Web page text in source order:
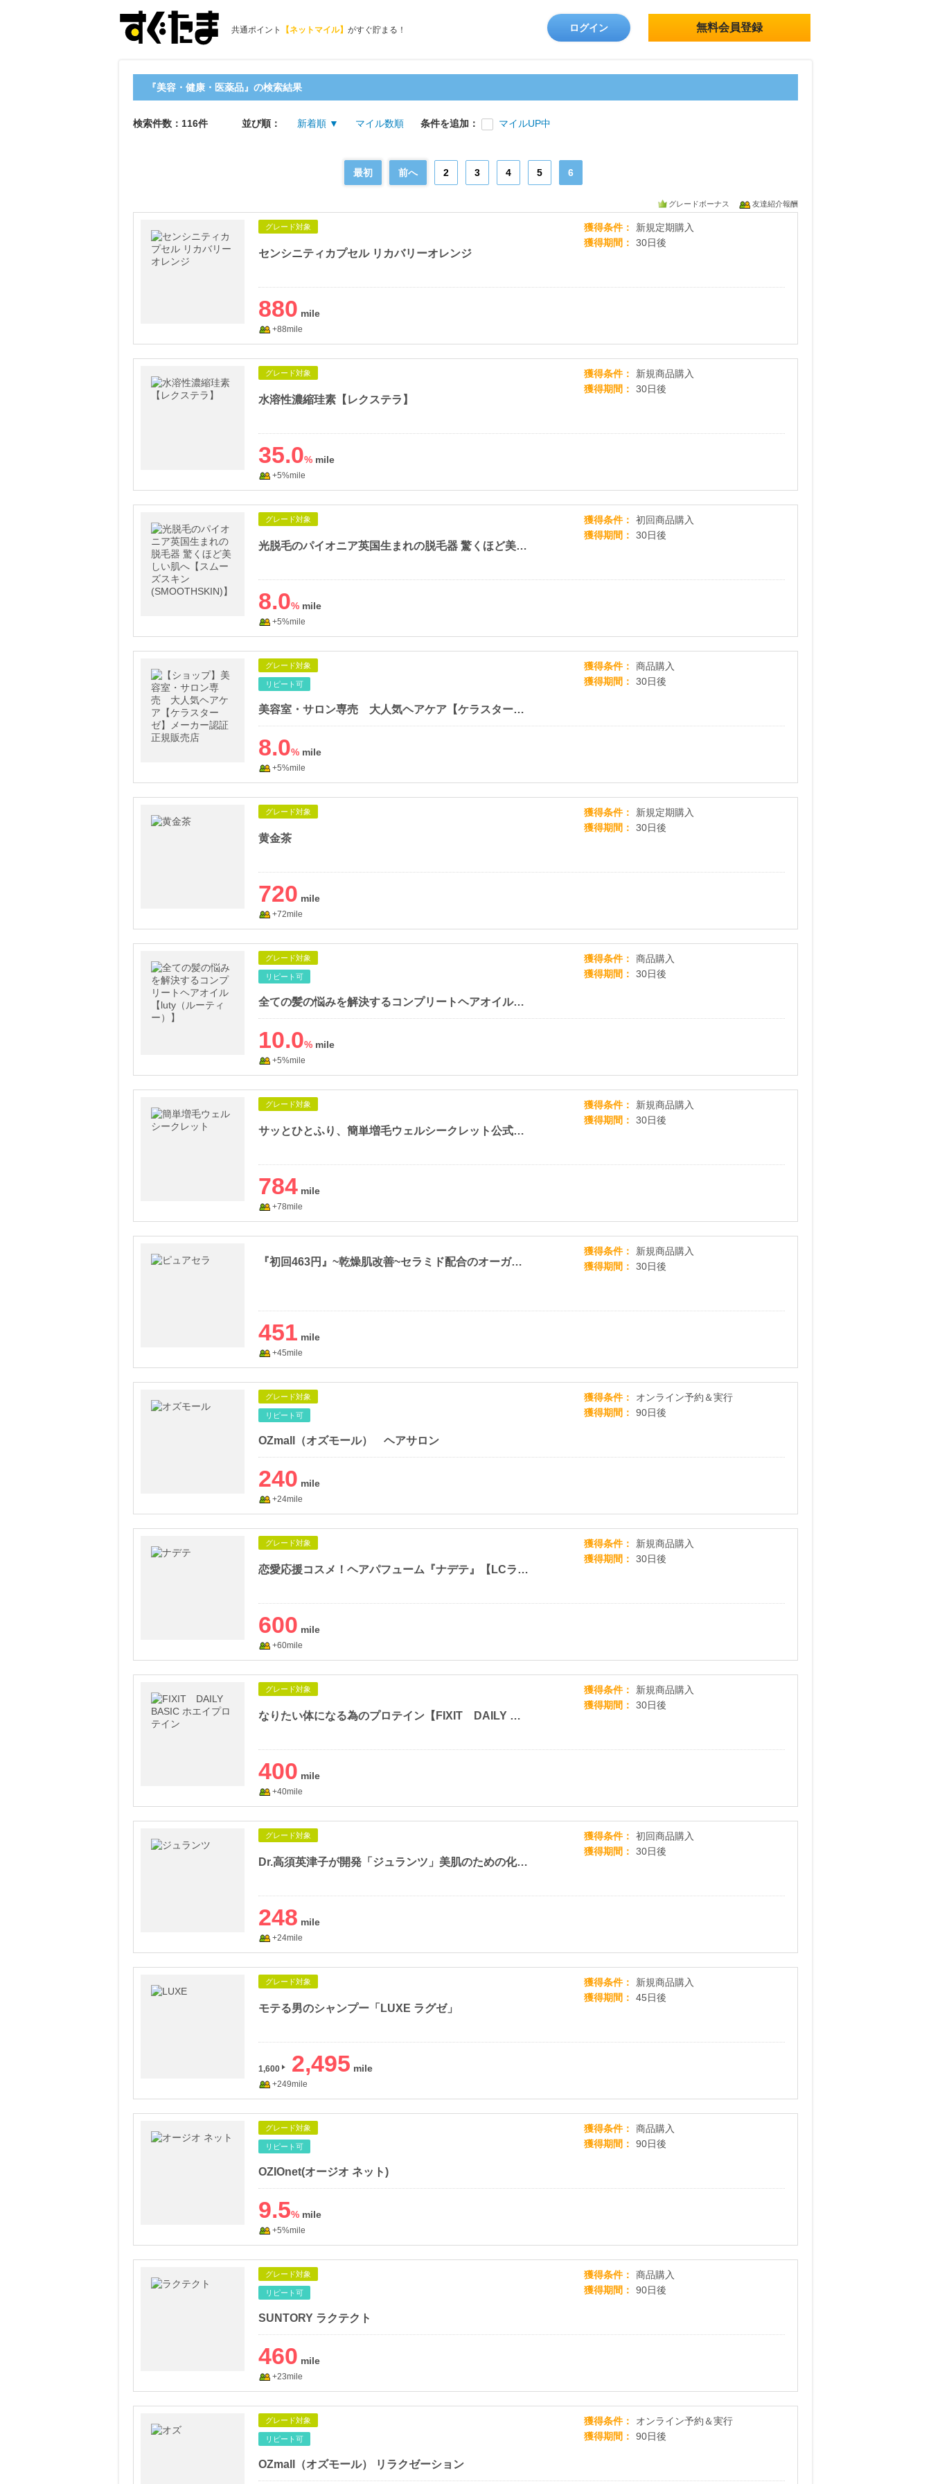
共通ポイント 【ネットマイル】 がすぐ貯まる！ ログイン 無料会員登録
『美容・健康・医薬品』の検索結果
検索件数：116件 並び順： 新着順 ▼ マイル数順 条件を追加： マイルUP中
最初 前へ 2 3 4 5 6
グレードボーナス 友達紹介報酬
グレード対象
センシニティカプセル リカバリーオレンジ
獲得条件
新規定期購入
獲得期間
30日後
880
+88mile
グレード対象
水溶性濃縮珪素【レクステラ】
獲得条件
新規商品購入
獲得期間
30日後
35.0%
+5%mile
グレード対象
光脱毛のパイオニア英国生まれの脱毛器 驚くほど美しい肌へ【スムーズスキン(SMOOTHSKIN)】
獲得条件
初回商品購入
獲得期間
30日後
8.0%
+5%mile
グレード対象
リピート可
美容室・サロン専売 大人気ヘアケア【ケラスターゼ】
獲得条件
商品購入
獲得期間
30日後
8.0%
+5%mile
グレード対象
黄金茶
獲得条件
新規定期購入
獲得期間
30日後
720
+72mile
グレード対象
リピート可
全ての髪の悩みを解決するコンプリートヘアオイル【luty（ルーティー）】
獲得条件
商品購入
獲得期間
30日後
10.0%
+5%mile
グレード対象
サッとひとふり、簡単増毛ウェルシークレット公式通販【暮らしの幸便】
獲得条件
新規商品購入
獲得期間
30日後
784
+78mile
『初回463円』~乾燥肌改善~セラミド配合のオーガニック美容オイル【ピュアセラ】
獲得条件
新規商品購入
獲得期間
30日後
451
+45mile
グレード対象
リピート可
OZmall（オズモール） ヘアサロン
獲得条件
オンライン予約＆実行
獲得期間
90日後
240
+24mile
グレード対象
恋愛応援コスメ！ヘアパフューム『ナデテ』【LCラブコスメ】
獲得条件
新規商品購入
獲得期間
30日後
600
+60mile
グレード対象
なりたい体になる為のプロテイン【FIXIT DAILY BASIC ホエイプロテイン】
獲得条件
新規商品購入
獲得期間
30日後
400
+40mile
グレード対象
Dr.高須英津子が開発「ジュランツ」美肌のための化粧品
獲得条件
初回商品購入
獲得期間
30日後
248
+24mile
グレード対象
モテる男のシャンプー「LUXE ラグゼ」
獲得条件
新規商品購入
獲得期間
45日後
1,600 2,495
+249mile
グレード対象
リピート可
OZIOnet(オージオ ネット)
獲得条件
商品購入
獲得期間
90日後
9.5%
+5%mile
グレード対象
リピート可
SUNTORY ラクテクト
獲得条件
商品購入
獲得期間
90日後
460
+23mile
グレード対象
リピート可
OZmall（オズモール） リラクゼーション
獲得条件
オンライン予約＆実行
獲得期間
90日後